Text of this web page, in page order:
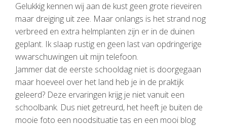
Gelukkig kennen wij aan de kust geen grote rieveiren
maar dreiging uit zee. Maar onlangs is het strand nog
verbreed en extra helmplanten zijn er in de duinen
geplant. Ik slaap rustig en geen last van opdringerige
wwarschuwingen uit mijn telefoon.
Jammer dat de eerste schooldag niet is doorgegaan
maar hoeveel over het land heb je in de praktijk
geleerd? Deze ervaringen krijg je niet vanuit een
schoolbank. Dus niet getreurd, het heeft je buiten de
mooie foto een noodsituatie tas en een mooi blog